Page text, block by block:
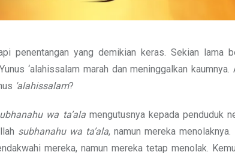
penentangan yang demikian keras. Sekian lama
‘alahissalam marah dan meninggalkan kaumnya.
‘alahissalam?
wa ta’alamengutusnya kepada penduduk
subhanahu wa ta’ala, namun mereka menolaknya.
mereka, namun mereka tetap menolak.